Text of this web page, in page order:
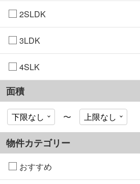
2SLDK
3LDK
4SLK
面積
〜
物件カテゴリー
おすすめ